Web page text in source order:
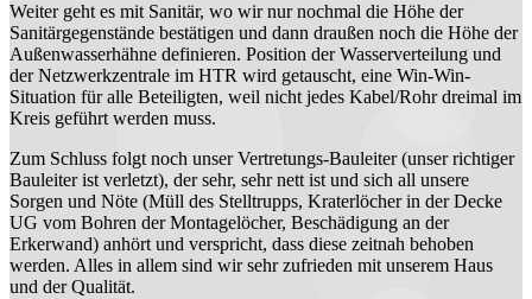
Weiter geht es mit Sanitär, wo wir nur nochmal die Höhe der
Sanitärgegenstände bestätigen und dann draußen noch die Höhe der
Außenwasserhähne definieren. Position der Wasserverteilung und
der Netzwerkzentrale im HTR wird getauscht, eine Win-Win-
Situation für alle Beteiligten, weil nicht jedes Kabel/Rohr dreimal im
Kreis geführt werden muss.
Zum Schluss folgt noch unser Vertretungs-Bauleiter (unser richtiger
Bauleiter ist verletzt), der sehr, sehr nett ist und sich all unsere
Sorgen und Nöte (Müll des Stelltrupps, Kraterlöcher in der Decke
UG vom Bohren der Montagelöcher, Beschädigung an der
Erkerwand) anhört und verspricht, dass diese zeitnah behoben
werden. Alles in allem sind wir sehr zufrieden mit unserem Haus
und der Qualität.